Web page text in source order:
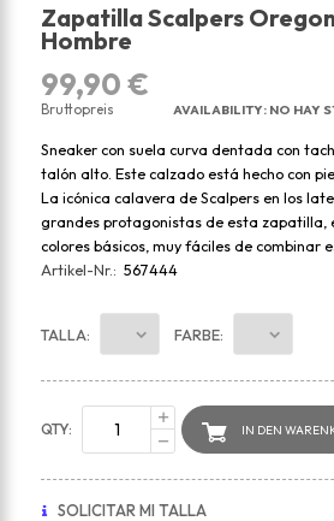
Zapatilla Scalpers
Hombre
99,90 €
Bruttopreis AVAILABILITY: NO HAY
Sneaker con suela curva dentada con
talón alto. Este calzado está hecho con
La icónica calavera de Scalpers en los
grandes protagonistas de esta zapatilla,
colores básicos, muy fáciles de combinar
Artikel-Nr.: 567444
TALLA: FARBE:
QTY: IN DEN
SOLICITAR MI TALLA